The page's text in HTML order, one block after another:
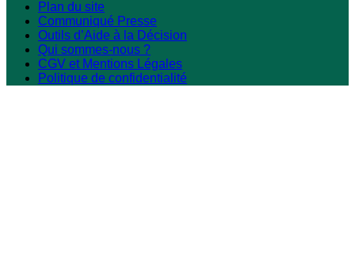
Plan du site
Communiqué Presse
Outils d’Aide à la Décision
Qui sommes-nous ?
CGV et Mentions Légales
Politique de confidentialité